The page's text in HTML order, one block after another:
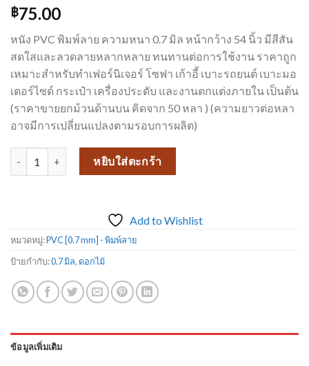
฿75.00
หนัง PVC พิมพ์ลาย ความหนา 0.7 มิล หน้ากว้าง 54 นิ้ว มีสีสัน
สดใสและลวดลายหลากหลาย ทนทานต่อการใช้งาน ราคาถูก
เหมาะสำหรับทำเฟอร์นิเจอร์ โซฟา เก้าอี้ เบาะรถยนต์ เบาะมอ
เตอร์ไซด์ กระเป๋า เครื่องประดับ และงานตกแต่งภายใน เป็นต้น
(ราคาขายยกม้วนด้านบน คิดจาก 50 หลา ) (ความยาวต่อหลา
อาจมีการเปลี่ยนแปลงตามรอบการผลิต)
จำนวน PVC พิมพ์ลาย 2048-B ชิ้น
หยิบใส่ตะกร้า
Add to Wishlist
หมวดหมู่:PVC [0.7 mm] - พิมพ์ลาย
ป้ายกำกับ:0.7 มิล, ดอกไม้
ข้อมูลเพิ่มเติม